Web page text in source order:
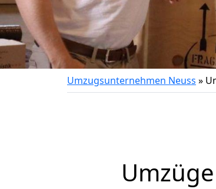
Umzugsunternehmen Neuss »